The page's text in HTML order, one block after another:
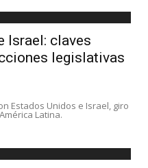
Israel: claves
legislativas
Estados Unidos e Israel, giro
Latina.